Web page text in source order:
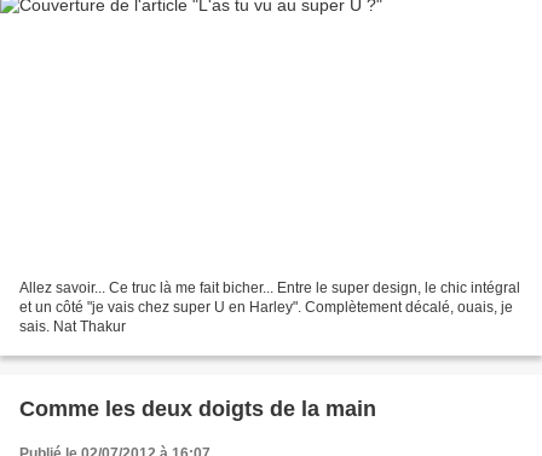
Allez savoir... Ce truc là me fait bicher... Entre le super design, le chic intégral
et un côté "je vais chez super U en Harley". Complètement décalé, ouais, je
sais. Nat Thakur
Comme les deux doigts de la main